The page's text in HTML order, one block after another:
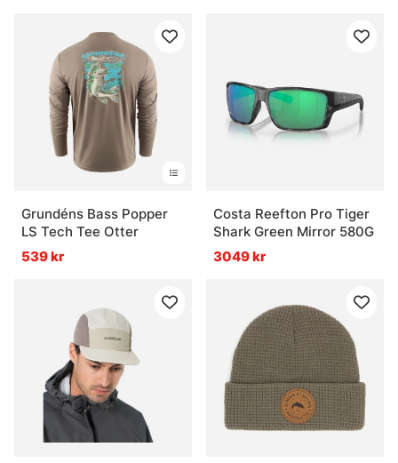
Grundéns Bass Popper
LS Tech Tee Otter
539 kr
Costa Reefton Pro Tiger
Shark Green Mirror 580G
3049 kr